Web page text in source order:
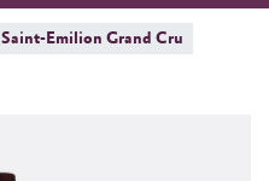
Saint-Emilion Grand Cru